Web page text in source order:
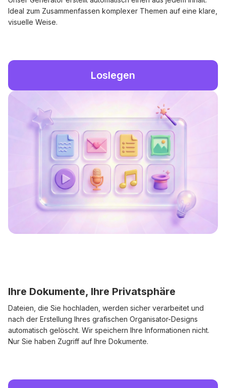
Ideal zum Zusammenfassen komplexer Themen auf eine klare,
visuelle Weise.
Loslegen
Ihre Dokumente, Ihre Privatsphäre
Dateien, die Sie hochladen, werden sicher verarbeitet und
nach der Erstellung Ihres grafischen Organisator-Designs
automatisch gelöscht. Wir speichern Ihre Informationen nicht.
Nur Sie haben Zugriff auf Ihre Dokumente.